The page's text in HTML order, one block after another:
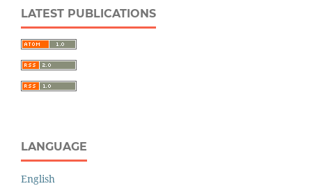
LATEST PUBLICATIONS
LANGUAGE
English